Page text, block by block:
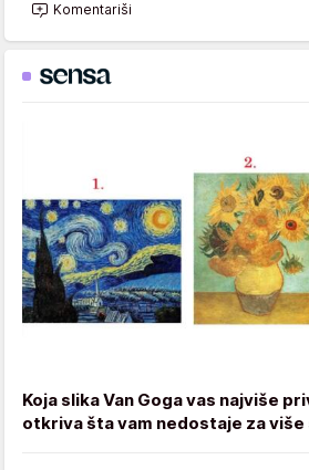
Komentariši
Koja slika Van Goga vas najviše
otkriva šta vam nedostaje za